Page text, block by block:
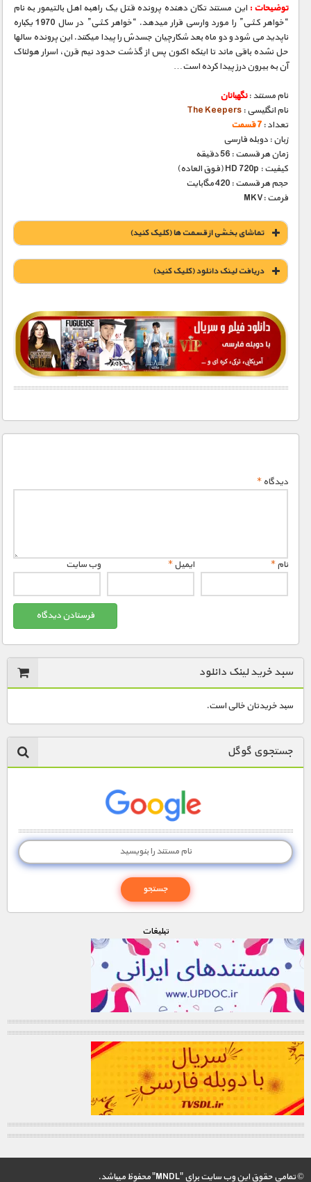
توضیحات :این مستند تکان دهنده پرونده قتل یک راهبه اهل بالتیمور به نام
“خواهر کـثـی” را مورد وارسی قرار میدهد. “خواهر کـثـی” در سال 1970 یکباره
ناپدید می شود و دو ماه بعد شکارچیان جسدش را پیدا میکنند. این پرونده سالها
حل نشده باقی ماند تا اینکه اکنون پس از گذشت حدود نیم قرن، اسرار هولناک
آن به بیرون درز پیدا کرده است…
نام مستند :نگهبانان
نام انگلیسی : The Keepers
تعداد : 7 قسمت
زبان : دوبله فارسی
زمان هر قسمت : 56 دقیقه
کیفیت : HD 720p (فوق العاده)
حجم هر قسمت : 420 مگابایت
فرمت :MKV
تماشای بخشی از قسمت ها (کلیک کنید)
دریافت لينک دانلود (کليک کنيد)
5900 تومان – دانلود تمام قسمت ها (افزودن به سبد خريد)
دیدگاه*
نام* ایمیل* وب‌ سایت
سبد خرید لینک دانلود
سبد خریدتان خالی است.
جستجوی گوگل
تبليغات
© تمامی حقوق این وب سایت برای "MNDL" محفوظ میباشد.